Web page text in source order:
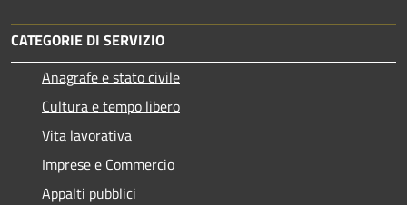
CATEGORIE DI SERVIZIO
Anagrafe e stato civile
Cultura e tempo libero
Vita lavorativa
Imprese e Commercio
Appalti pubblici